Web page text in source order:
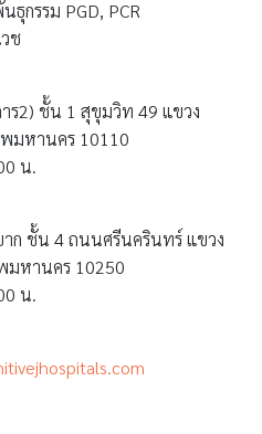
น.
บำรุงราษฎร์
รุงราษฎร์ พร้อมช่วยให้คู่สามี
เนื่องมาจากปัจจัยต่าง ๆ ที่มีผล
บุคลากรผู้เชี่ยวชาญของศูนย์กว่า
ารรักษา โดยพิจารณาวิธีที่เหมาะ
ยากแต่ละราย และเน้นการให้คู่
ารรักษา